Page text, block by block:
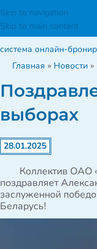
Skip to navigation
Skip to main content
система онлайн-
Главная » Новости »
выборах
28.01.2025
Коллектив ОАО
поздравляет
заслуженной
Беларусь!